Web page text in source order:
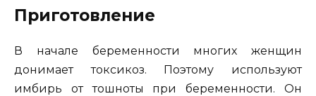
Приготовление
В начале беременности многих женщин
донимает токсикоз. Поэтому используют
имбирь от тошноты при беременности. Он